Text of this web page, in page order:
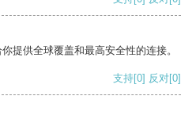
提供全球覆盖和最高安全性的连接。
支持[0] 反对[0]